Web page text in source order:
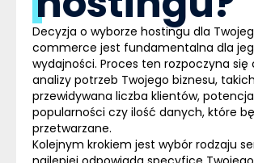
Decyzja o wyborze hostingu dla
commerce jest fundamentalna dla
wydajności. Proces ten rozpoczyna się
analizy potrzeb Twojego biznesu,
przewidywana liczba klientów,
popularności czy ilość danych, które
przetwarzane.
Kolejnym krokiem jest wybór rodzaju